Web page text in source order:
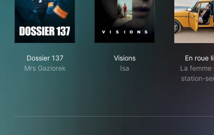
Dossier 137
Mrs Gaziorek
Visions
Isa
En roue
La femme
station-